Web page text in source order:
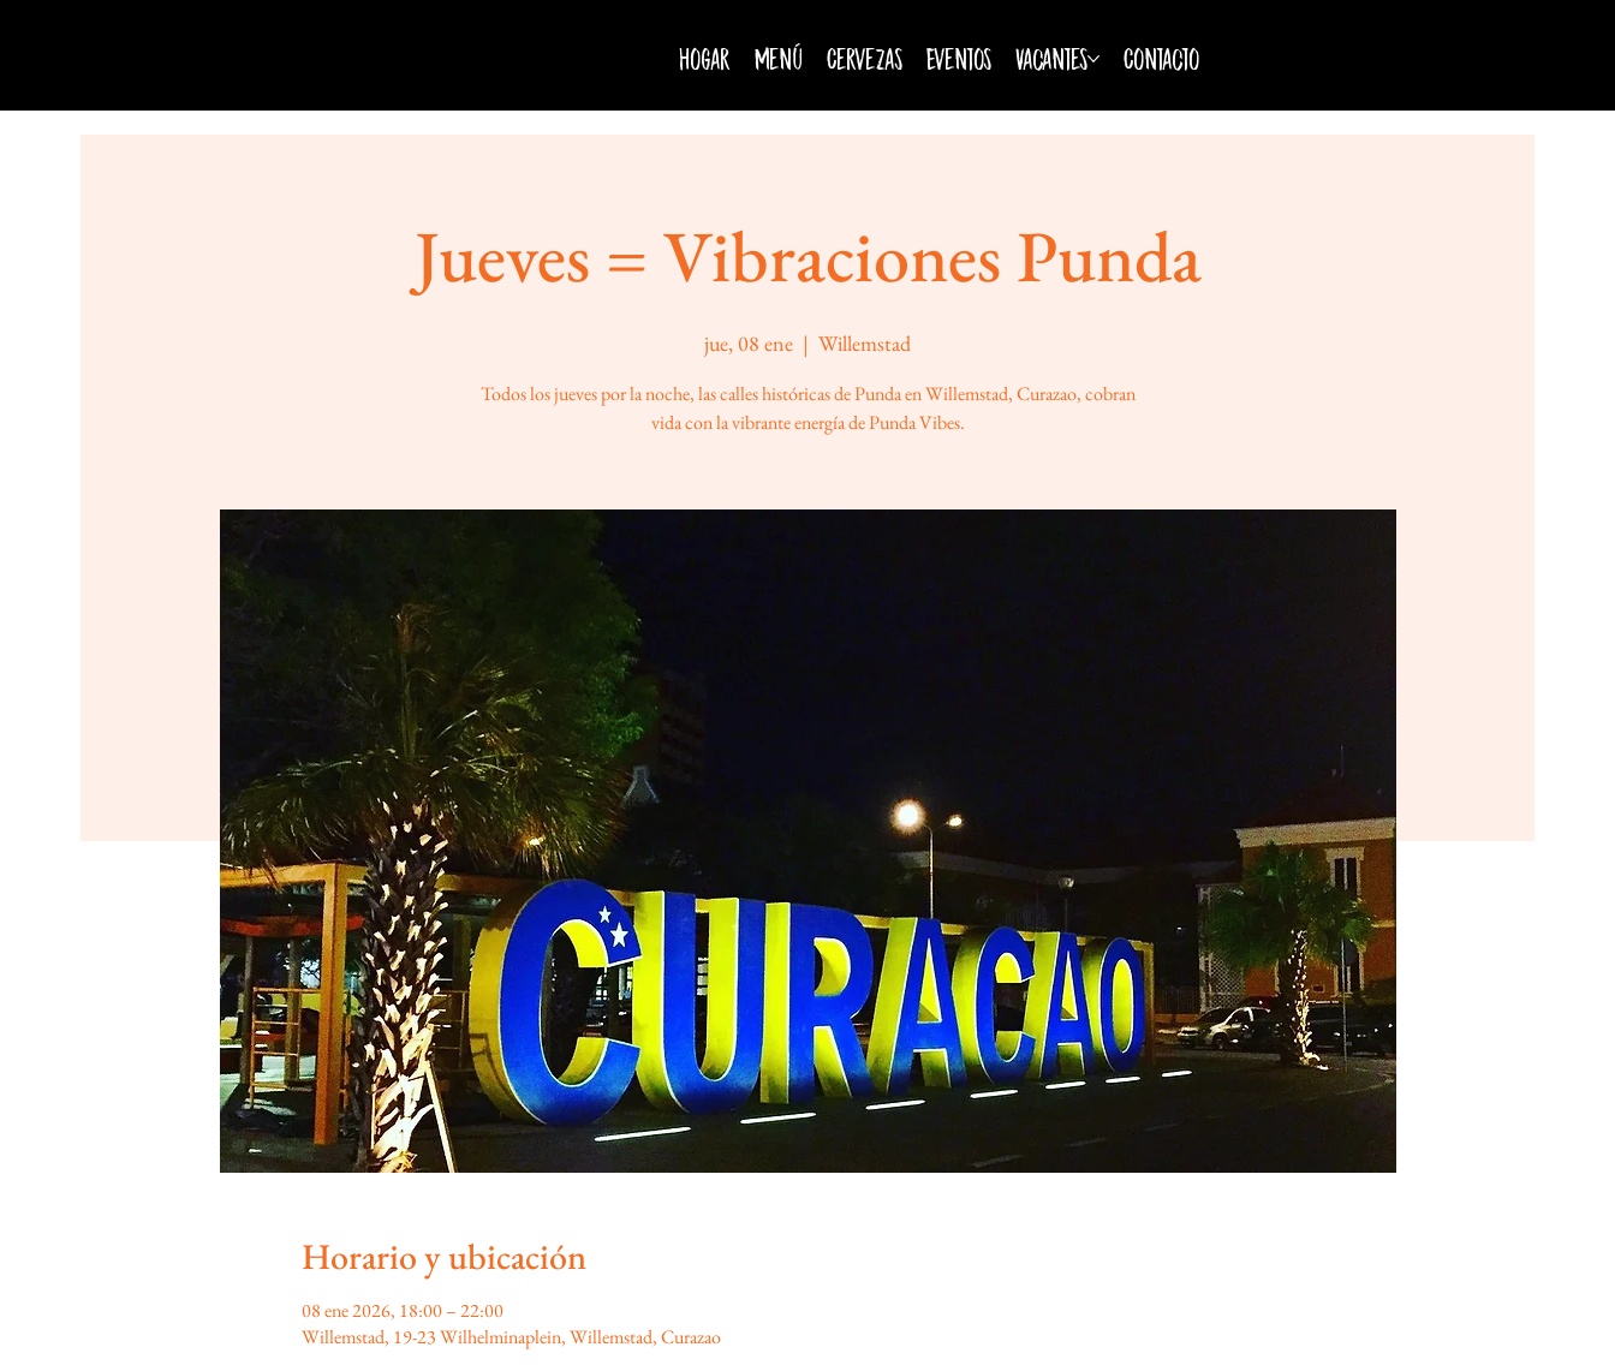
Hogar Menú Cervezas Eventos Vacantes Contacto
Jueves = Vibraciones Punda
jue, 08 ene
  |
Willemstad
Todos los jueves por la noche, las calles históricas de Punda en Willemstad, Curazao, cobran
vida con la vibrante energía de Punda Vibes.
Horario y ubicación
08 ene 2026, 18:00 – 22:00
Willemstad, 19-23 Wilhelminaplein, Willemstad, Curazao